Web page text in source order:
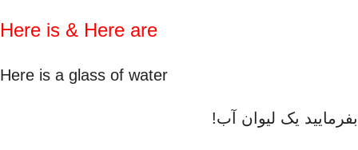
Here is & Here are
Here is a glass of water
بفرمایید یک لیوان آب!